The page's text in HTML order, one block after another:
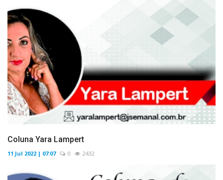
Coluna Yara Lampert
11 Jul 2022 | 07:07 0 2432